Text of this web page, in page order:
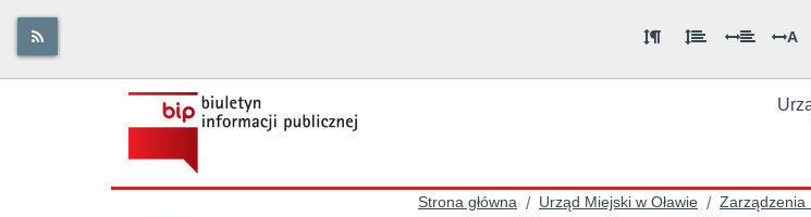
A
Strona główna / Urząd Miejski w Oławie / Zarządzenia